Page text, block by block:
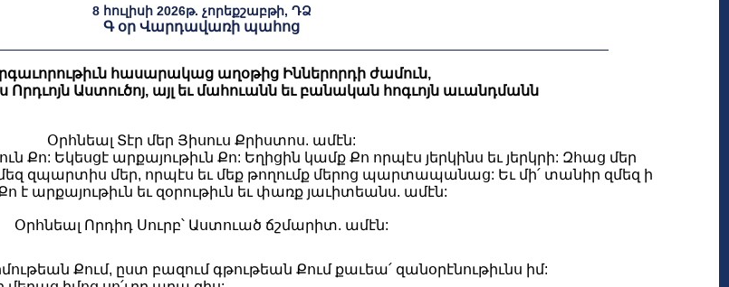
8 հուլիսի 2026թ. չորեքշաբթի, ԴՁ
Գ օր Վարդավառի պահոց
հասարակաց աղօթից Իններորդի ժամուն,
Աստուծոյ, այլ եւ մահուանն եւ բանական հոգւոյն աւանդմանն
Օրհնեալ Տէր մեր Յիսուս Քրիստոս. ամէն:
Քո: Եկեսցէ արքայութիւն Քո: Եղիցին կամք Քո որպէս յերկինս եւ յերկրի: Զհաց մեր
զպարտիս մեր, որպէս եւ մեք թողումք մերոց պարտապանաց: Եւ մի՛ տանիր զմեզ ի
է արքայութիւն եւ զօրութիւն եւ փառք յաւիտեանս. ամէն:
Օրհնեալ Որդիդ Սուրբ՝ Աստուած ճշմարիտ. ամէն:
Քում, ըստ բազում գթութեան Քում քաւեա՛ զանօրէնութիւնս իմ: